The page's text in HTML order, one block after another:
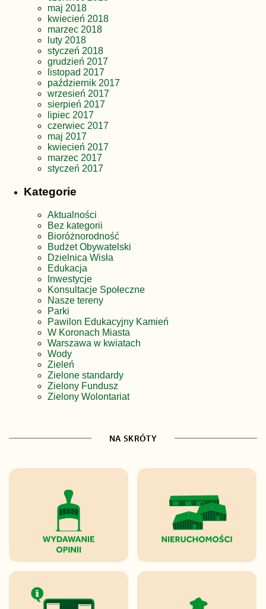
maj 2018
kwiecień 2018
marzec 2018
luty 2018
styczeń 2018
grudzień 2017
listopad 2017
październik 2017
wrzesień 2017
sierpień 2017
lipiec 2017
czerwiec 2017
maj 2017
kwiecień 2017
marzec 2017
styczeń 2017
Kategorie
Aktualności
Bez kategorii
Bioróżnorodność
Budżet Obywatelski
Dzielnica Wisła
Edukacja
Inwestycje
Konsultacje Społeczne
Nasze tereny
Parki
Pawilon Edukacyjny Kamień
W Koronach Miasta
Warszawa w kwiatach
Wody
Zieleń
Zielone standardy
Zielony Fundusz
Zielony Wolontariat
NA SKRÓTY